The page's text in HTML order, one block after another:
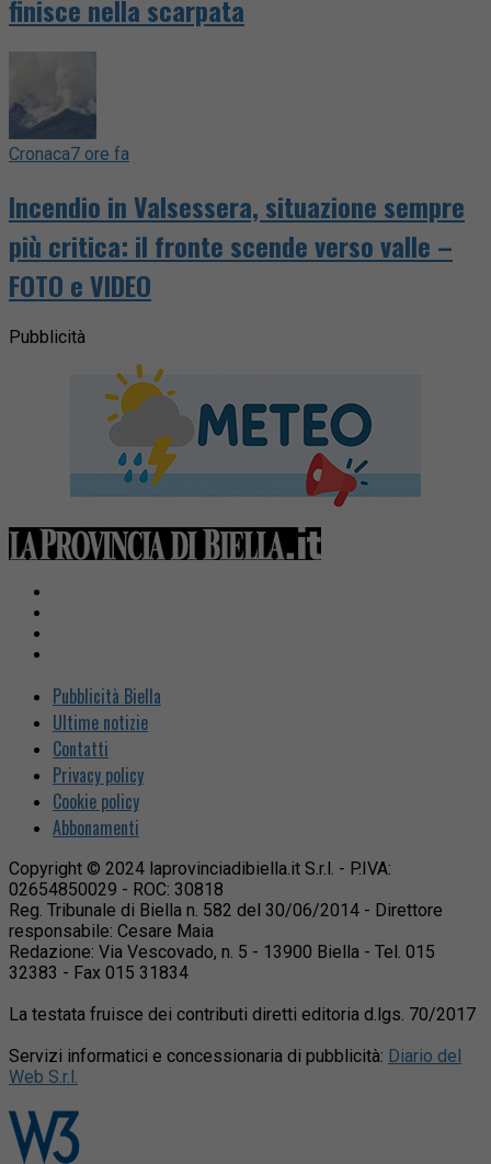
finisce nella scarpata
Cronaca7 ore fa
Incendio in Valsessera, situazione sempre
più critica: il fronte scende verso valle –
FOTO e VIDEO
Pubblicità
Pubblicità Biella
Ultime notizie
Contatti
Privacy policy
Cookie policy
Abbonamenti
Copyright © 2024 laprovinciadibiella.it S.r.l. - P.IVA:
02654850029 - ROC: 30818
Reg. Tribunale di Biella n. 582 del 30/06/2014 - Direttore
responsabile: Cesare Maia
Redazione: Via Vescovado, n. 5 - 13900 Biella - Tel. 015
32383 - Fax 015 31834
La testata fruisce dei contributi diretti editoria d.lgs. 70/2017
Servizi informatici e concessionaria di pubblicità: Diario del
Web S.r.l.